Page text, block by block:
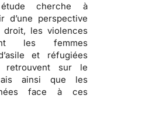
cherche à
d’une perspective
les violences
les femmes
et réfugiées
retrouvent sur le
ainsi que les
face à ces